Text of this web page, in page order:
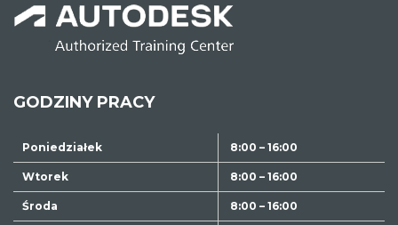
GODZINY PRACY
Poniedziałek 8:00 – 16:00
Wtorek 8:00 – 16:00
Środa 8:00 – 16:00